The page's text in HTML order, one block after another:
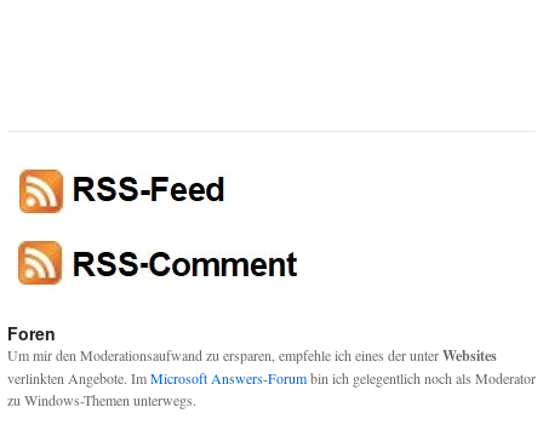
Foren
Um mir den Moderationsaufwand zu ersparen, empfehle ich eines der unterWebsites
verlinkten Angebote. ImMicrosoft Answers-Forumbin ich gelegentlich noch als Moderator
zu Windows-Themen unterwegs.